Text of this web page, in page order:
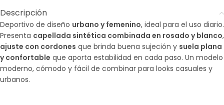
Descripción
Deportivo de diseño urbano y femenino, ideal para el uso diario.
Presenta capellada sintética combinada en rosado y blanco,
ajuste con cordones que brinda buena sujeción y suela plana
y confortable que aporta estabilidad en cada paso. Un modelo
moderno, cómodo y fácil de combinar para looks casuales y
urbanos.